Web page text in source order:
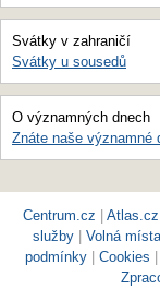
Svátky v zahraničí
Svátky u sousedů
O významných dnech
Znáte naše významné
Centrum.cz Atlas.cz
služby
Volná místa
podmínky
Cookies